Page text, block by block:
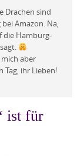
Drachen sind
Amazon. Na,
die Hamburg-
aber
Tag, ihr Lieben!
ist für